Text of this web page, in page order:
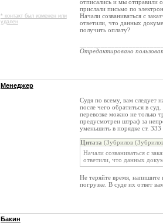
* контакт был изменен или
удален
отписались и мы отправили
прислали письмо по
Начали созваниваться с
ответили, что данных
получить оплату?
Отредактировано
Менеджер
Судя по всему, вам следует
после чего обратиться в
перевозке можно не только
предусмотрен штраф за
уменьшить в порядке ст.
Цитата (Зубрилов
Начали созваниваться с
ответили, что данных
Не теряйте время, напишите
погрузке. В суде их ответ
Бакин